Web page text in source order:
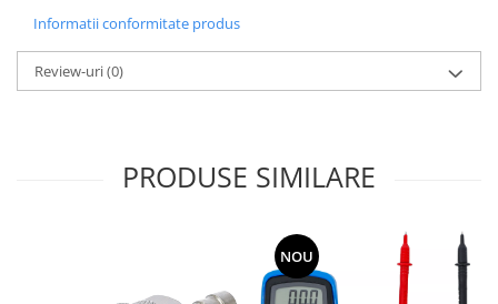
Informatii conformitate produs
Review-uri(0)
PRODUSE SIMILARE
NOU